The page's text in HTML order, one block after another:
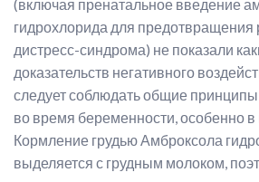
(включая пренатальное введение
гидрохлорида для предотвращения
дистресс-синдрома) не показали
доказательств негативного
следует соблюдать общие
во время беременности, особенно
Кормление грудью Амброксола
выделяется с грудным молоком,